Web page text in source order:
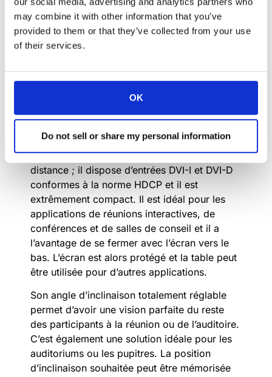
may combine it with other information that you’ve
provided to them or that they’ve collected from your use
of their services.
OK
Do not sell or share my personal information
des positions de travail horizontales et
verticales. Son angle d’inclinaison peut être
réglé à tout moment, de l’affleurement sur le
être rabattu. Le dos de l’écran peut être
configuration interactif qui offre des fonctions
exclusives de contrôle et de réglage à
distance ; il dispose d’entrées DVI-I et DVI-D
conformes à la norme HDCP et il est
extrêmement compact. Il est idéal pour les
applications de réunions interactives, de
conférences et de salles de conseil et il a
l’avantage de se fermer avec l’écran vers le
bas. L’écran est alors protégé et la table peut
être utilisée pour d’autres applications.
Son angle d’inclinaison totalement réglable
permet d’avoir une vision parfaite du reste
des participants à la réunion ou de l’auditoire.
C’est également une solution idéale pour les
auditoriums ou les pupitres. La position
d’inclinaison souhaitée peut être mémorisée